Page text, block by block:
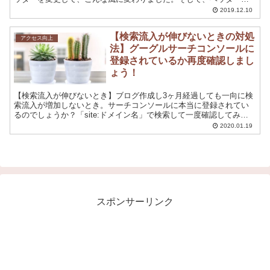
2019.12.10
アクセス向上
【検索流入が伸びないときの対処
法】グーグルサーチコンソールに
登録されているか再度確認しまし
ょう！
【検索流入が伸びないとき】ブログ作成し3ヶ月経過しても一向に検
索流入が増加しないとき。サーチコンソールに本当に登録されてい
るのでしょうか？「site:ドメイン名」で検索して一度確認してみま
2020.01.19
スポンサーリンク